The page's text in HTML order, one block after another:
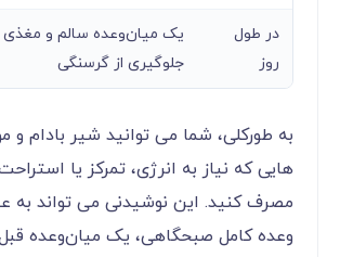
در طول
روز
یک میان‌وعده سالم و مغذی
جلوگیری از گرسنگی
به طورکلی، شما می ‌توانید شیر بادام و
هایی که نیاز به انرژی، تمرکز یا
مصرف کنید. این نوشیدنی می‌ تواند به
وعده کامل صبحگاهی، یک میان‌وعده قبل